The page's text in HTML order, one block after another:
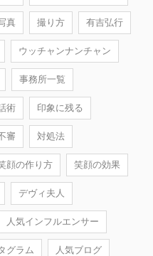
真 撮り方 有吉弘行
ウッチャンナンチャン
事務所一覧
術 印象に残る
審 対処法
顔の作り方 笑顔の効果
デヴィ夫人
人気インフルエンサー
グラム 人気ブログ